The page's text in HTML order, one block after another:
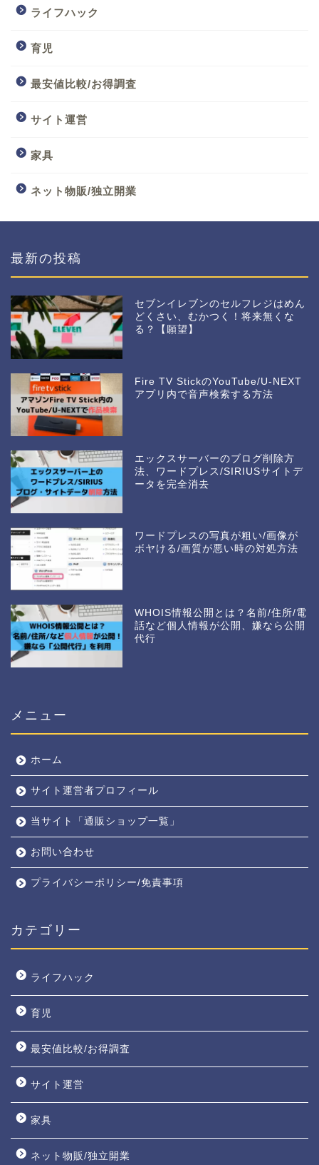
ライフハック
育児
最安値比較/お得調査
サイト運営
家具
ネット物販/独立開業
最新の投稿
セブンイレブンのセルフレジはめん
どくさい、むかつく！将来無くな
る？【願望】
Fire TV StickのYouTube/U-NEXT
アプリ内で音声検索する方法
エックスサーバーのブログ削除方
法、ワードプレス/SIRIUSサイトデ
ータを完全消去
ワードプレスの写真が粗い/画像が
ボヤける/画質が悪い時の対処方法
WHOIS情報公開とは？名前/住所/電
話など個人情報が公開、嫌なら公開
代行
メニュー
ホーム
サイト運営者プロフィール
当サイト「通販ショップ一覧」
お問い合わせ
プライバシーポリシー/免責事項
カテゴリー
ライフハック
育児
最安値比較/お得調査
サイト運営
家具
ネット物販/独立開業